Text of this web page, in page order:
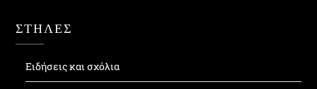
ΣΤΗΛΕΣ
Ειδήσεις και σχόλια